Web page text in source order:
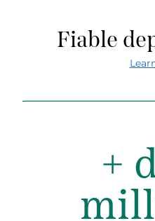
Fiable
+